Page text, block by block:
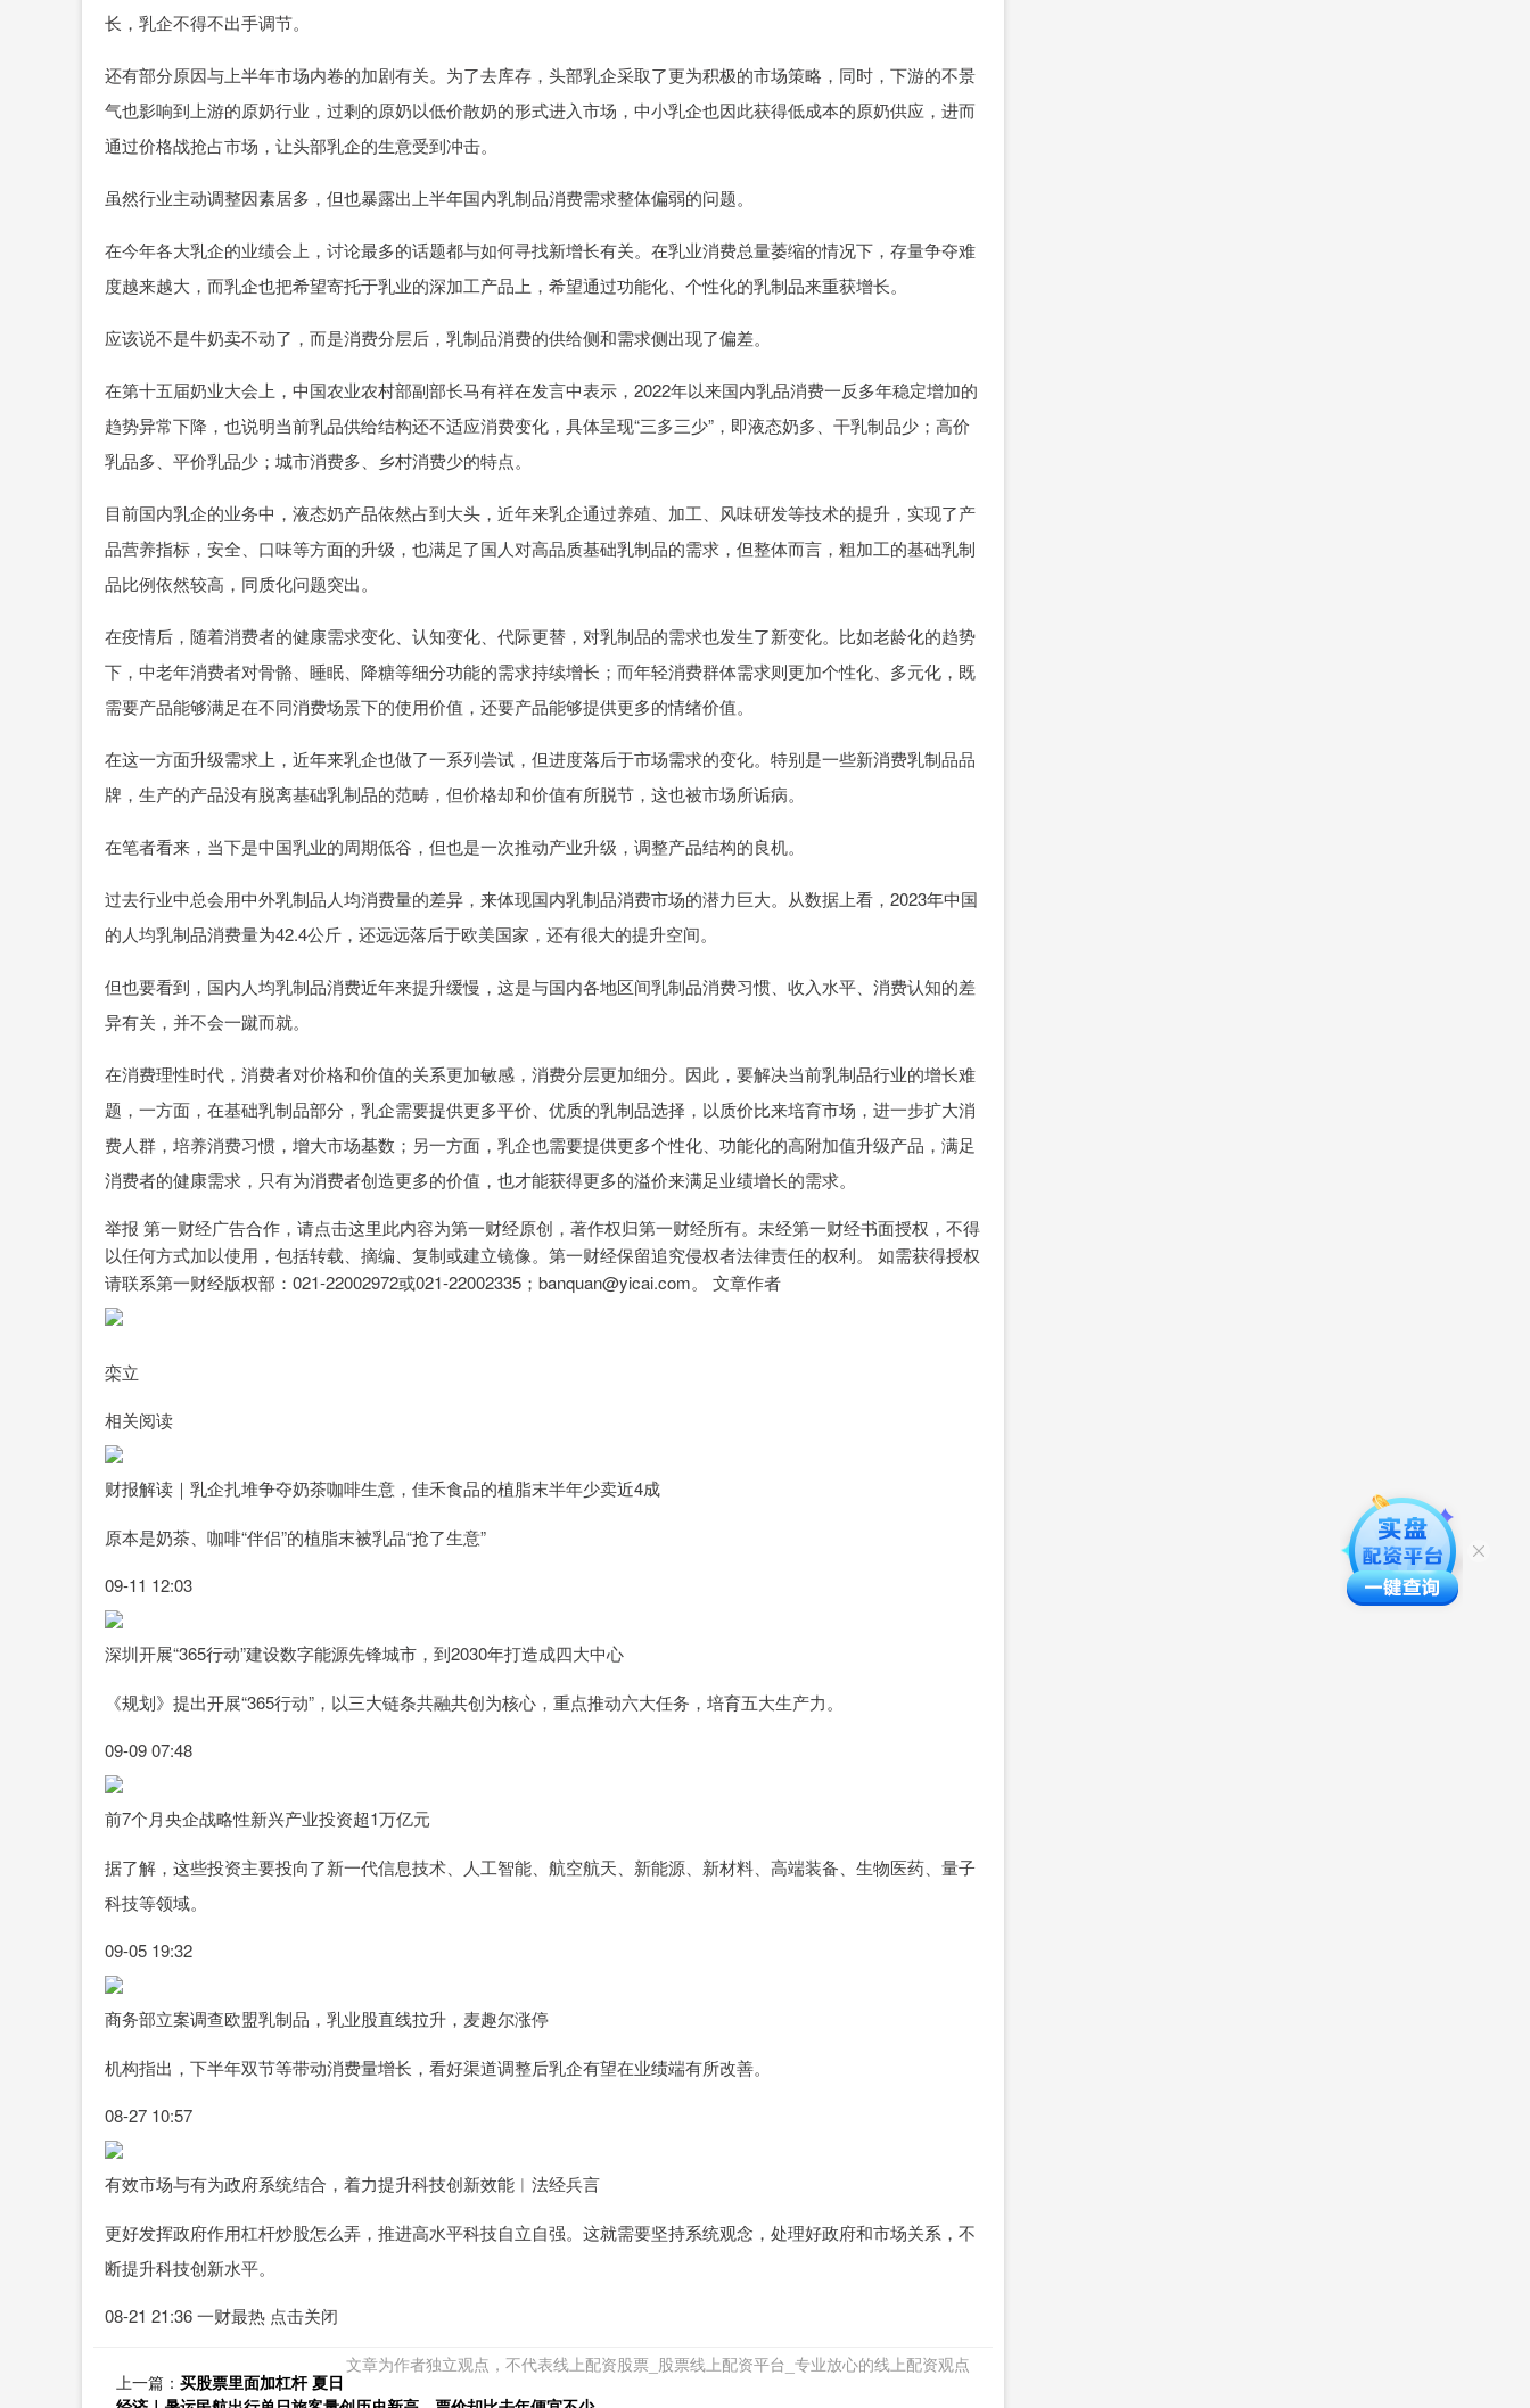
长，乳企不得不出手调节。
还有部分原因与上半年市场内卷的加剧有关。为了去库存，头部乳企采取了更为积极的市场策略，同时，下游的不景
气也影响到上游的原奶行业，过剩的原奶以低价散奶的形式进入市场，中小乳企也因此获得低成本的原奶供应，进而
通过价格战抢占市场，让头部乳企的生意受到冲击。
虽然行业主动调整因素居多，但也暴露出上半年国内乳制品消费需求整体偏弱的问题。
在今年各大乳企的业绩会上，讨论最多的话题都与如何寻找新增长有关。在乳业消费总量萎缩的情况下，存量争夺难
度越来越大，而乳企也把希望寄托于乳业的深加工产品上，希望通过功能化、个性化的乳制品来重获增长。
应该说不是牛奶卖不动了，而是消费分层后，乳制品消费的供给侧和需求侧出现了偏差。
在第十五届奶业大会上，中国农业农村部副部长马有祥在发言中表示，2022年以来国内乳品消费一反多年稳定增加的
趋势异常下降，也说明当前乳品供给结构还不适应消费变化，具体呈现“三多三少”，即液态奶多、干乳制品少；高价
乳品多、平价乳品少；城市消费多、乡村消费少的特点。
目前国内乳企的业务中，液态奶产品依然占到大头，近年来乳企通过养殖、加工、风味研发等技术的提升，实现了产
品营养指标，安全、口味等方面的升级，也满足了国人对高品质基础乳制品的需求，但整体而言，粗加工的基础乳制
品比例依然较高，同质化问题突出。
在疫情后，随着消费者的健康需求变化、认知变化、代际更替，对乳制品的需求也发生了新变化。比如老龄化的趋势
下，中老年消费者对骨骼、睡眠、降糖等细分功能的需求持续增长；而年轻消费群体需求则更加个性化、多元化，既
需要产品能够满足在不同消费场景下的使用价值，还要产品能够提供更多的情绪价值。
在这一方面升级需求上，近年来乳企也做了一系列尝试，但进度落后于市场需求的变化。特别是一些新消费乳制品品
牌，生产的产品没有脱离基础乳制品的范畴，但价格却和价值有所脱节，这也被市场所诟病。
在笔者看来，当下是中国乳业的周期低谷，但也是一次推动产业升级，调整产品结构的良机。
过去行业中总会用中外乳制品人均消费量的差异，来体现国内乳制品消费市场的潜力巨大。从数据上看，2023年中国
的人均乳制品消费量为42.4公斤，还远远落后于欧美国家，还有很大的提升空间。
但也要看到，国内人均乳制品消费近年来提升缓慢，这是与国内各地区间乳制品消费习惯、收入水平、消费认知的差
异有关，并不会一蹴而就。
在消费理性时代，消费者对价格和价值的关系更加敏感，消费分层更加细分。因此，要解决当前乳制品行业的增长难
题，一方面，在基础乳制品部分，乳企需要提供更多平价、优质的乳制品选择，以质价比来培育市场，进一步扩大消
费人群，培养消费习惯，增大市场基数；另一方面，乳企也需要提供更多个性化、功能化的高附加值升级产品，满足
消费者的健康需求，只有为消费者创造更多的价值，也才能获得更多的溢价来满足业绩增长的需求。
举报 第一财经广告合作，请点击这里此内容为第一财经原创，著作权归第一财经所有。未经第一财经书面授权，不得
以任何方式加以使用，包括转载、摘编、复制或建立镜像。第一财经保留追究侵权者法律责任的权利。 如需获得授权
请联系第一财经版权部：021-22002972或021-22002335；banquan@yicai.com。 文章作者
栾立
相关阅读
财报解读｜乳企扎堆争夺奶茶咖啡生意，佳禾食品的植脂末半年少卖近4成
原本是奶茶、咖啡“伴侣”的植脂末被乳品“抢了生意”
09-11 12:03
深圳开展“365行动”建设数字能源先锋城市，到2030年打造成四大中心
《规划》提出开展“365行动”，以三大链条共融共创为核心，重点推动六大任务，培育五大生产力。
09-09 07:48
前7个月央企战略性新兴产业投资超1万亿元
据了解，这些投资主要投向了新一代信息技术、人工智能、航空航天、新能源、新材料、高端装备、生物医药、量子
科技等领域。
09-05 19:32
商务部立案调查欧盟乳制品，乳业股直线拉升，麦趣尔涨停
机构指出，下半年双节等带动消费量增长，看好渠道调整后乳企有望在业绩端有所改善。
08-27 10:57
有效市场与有为政府系统结合，着力提升科技创新效能︱法经兵言
更好发挥政府作用杠杆炒股怎么弄，推进高水平科技自立自强。这就需要坚持系统观念，处理好政府和市场关系，不
断提升科技创新水平。
08-21 21:36 一财最热 点击关闭
文章为作者独立观点，不代表线上配资股票_股票线上配资平台_专业放心的线上配资观点
上一篇： 买股票里面加杠杆 夏日